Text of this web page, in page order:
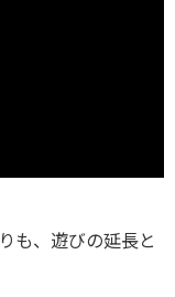
も、遊びの延長と